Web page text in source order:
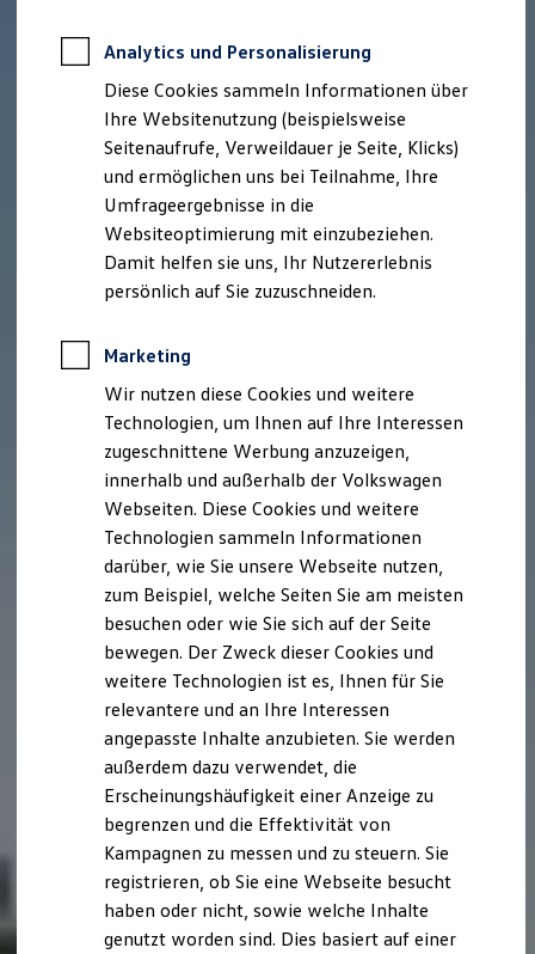
Professional Class bei Volkswagen
Behörden
Direktkunden
Sonderfahrzeuge
Anpfiff zum Gewinn
Elektromobilität
Elektroautos
ID. Tutorials
Elektrofahrzeugkonzepte
ID. EVERY1
Reichweite
Rekuperation
Laden unterwegs
Laden Zuhause
Ladestationen finden
Ladezeitensimulator
Batterie
Sicherheit
Nachhaltigkeit
Technologie
Kosten und Kauf
Verbrauchskosten
Kaufoptionen
E-Auto-Förderung
Software und Konnektivität
Die ID. Software 6
ID. Software Versionen und Updates
Digitale Extras
Schnittstellen zu Ihrem ID.
Marke und Erlebnis
Volkswagen R und R Experience
R-Modelle
R Experience
Driving Experience
Volkswagen entdecken
Werkbesichtigung
Analytics und Personalisierung
Diese Cookies sammeln Informationen über
Ihre Websitenutzung (beispielsweise
Seitenaufrufe, Verweildauer je Seite, Klicks)
und ermöglichen uns bei Teilnahme, Ihre
Umfrageergebnisse in die
Websiteoptimierung mit einzubeziehen.
Damit helfen sie uns, Ihr Nutzererlebnis
persönlich auf Sie zuzuschneiden.
Marketing
Wir nutzen diese Cookies und weitere
Technologien, um Ihnen auf Ihre Interessen
zugeschnittene Werbung anzuzeigen,
innerhalb und außerhalb der Volkswagen
Webseiten. Diese Cookies und weitere
Technologien sammeln Informationen
darüber, wie Sie unsere Webseite nutzen,
zum Beispiel, welche Seiten Sie am meisten
besuchen oder wie Sie sich auf der Seite
bewegen. Der Zweck dieser Cookies und
weitere Technologien ist es, Ihnen für Sie
relevantere und an Ihre Interessen
angepasste Inhalte anzubieten. Sie werden
außerdem dazu verwendet, die
Erscheinungshäufigkeit einer Anzeige zu
begrenzen und die Effektivität von
Kampagnen zu messen und zu steuern. Sie
registrieren, ob Sie eine Webseite besucht
haben oder nicht, sowie welche Inhalte
genutzt worden sind. Dies basiert auf einer